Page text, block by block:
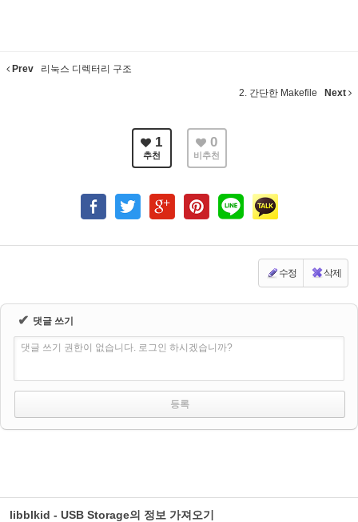
Prev 리눅스 디렉터리 구조
2. 간단한 Makefile Next
1
추천
0
비추천
수정 삭제
✔ 댓글 쓰기
댓글 쓰기 권한이 없습니다. 로그인 하시겠습니까?
libblkid - USB Storage의 정보 가져오기